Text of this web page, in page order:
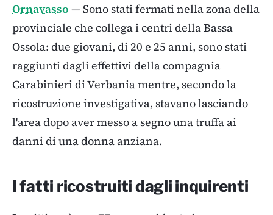
Ornavasso — Sono stati fermati nella zona della
provinciale che collega i centri della Bassa
Ossola: due giovani, di 20 e 25 anni, sono stati
raggiunti dagli effettivi della compagnia
Carabinieri di Verbania mentre, secondo la
ricostruzione investigativa, stavano lasciando
l'area dopo aver messo a segno una truffa ai
danni di una donna anziana.
I fatti ricostruiti dagli inquirenti